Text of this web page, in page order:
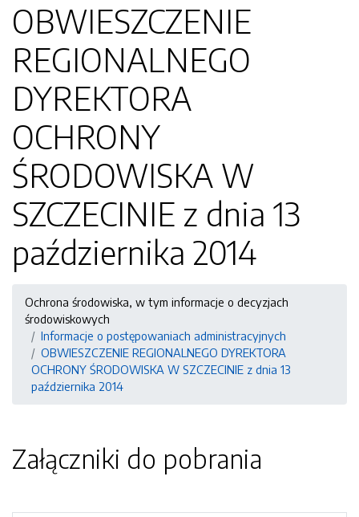
OBWIESZCZENIE
REGIONALNEGO
DYREKTORA
OCHRONY
ŚRODOWISKA W
SZCZECINIE z dnia 13
października 2014
Ochrona środowiska, w tym informacje o decyzjach
środowiskowych
Informacje o postępowaniach administracyjnych
OBWIESZCZENIE REGIONALNEGO DYREKTORA
OCHRONY ŚRODOWISKA W SZCZECINIE z dnia 13
października 2014
Załączniki do pobrania